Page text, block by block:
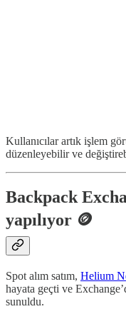
Kullanıcılar artık işlem
düzenleyebilir ve
Backpack
yapılıyor 🪙
Spot alım satım, Helium
hayata geçti ve
sunuldu.